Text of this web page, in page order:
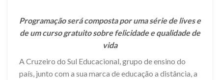
Programação será composta por uma série de lives e
de um curso gratuito sobre felicidade e qualidade de
vida
A Cruzeiro do Sul Educacional, grupo de ensino do
país, junto com a sua marca de educação a distância, a